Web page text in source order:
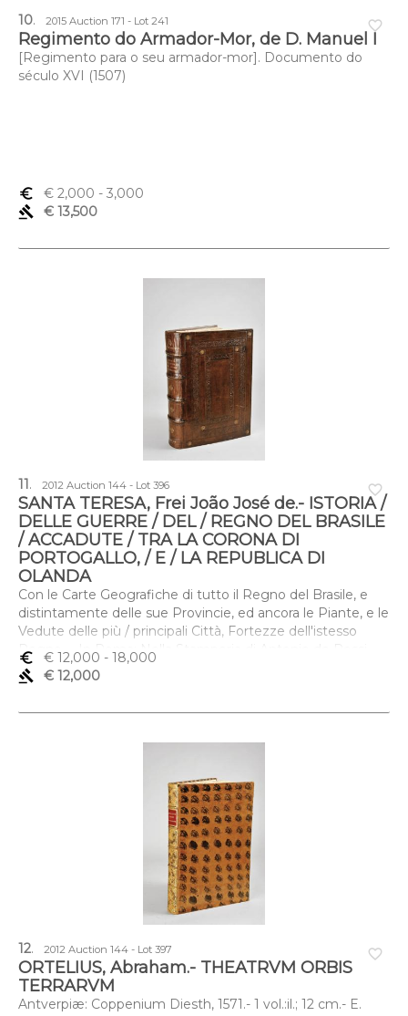
favorite_border
10. 2015 Auction 171 - Lot 241
Regimento do Armador-Mor, de D. Manuel I
[Regimento para o seu armador-mor]. Documento do
século XVI (1507)
euro_symbol € 2,000 - 3,000
gavel
€ 13,500
favorite_border
11. 2012 Auction 144 - Lot 396
SANTA TERESA, Frei João José de.- ISTORIA /
DELLE GUERRE / DEL / REGNO DEL BRASILE
/ ACCADUTE / TRA LA CORONA DI
PORTOGALLO, / E / LA REPUBLICA DI
OLANDA
Con le Carte Geografiche di tutto il Regno del Brasile, e
distintamente delle sue Provincie, ed ancora le Piante, e le
Vedute delle più / principali Città, Fortezze dell'istesso
Regno...- In Roma: Nella Stamperia di Antonio de Rossi,
1700.- 2 partes em 1
euro_symbol € 12,000 - 18,000
gavel
€ 12,000
favorite_border
12. 2012 Auction 144 - Lot 397
ORTELIUS, Abraham.- THEATRVM ORBIS
TERRARVM
Antverpiæ: Coppenium Diesth, 1571.- 1 vol.:il.; 12 cm.- E.